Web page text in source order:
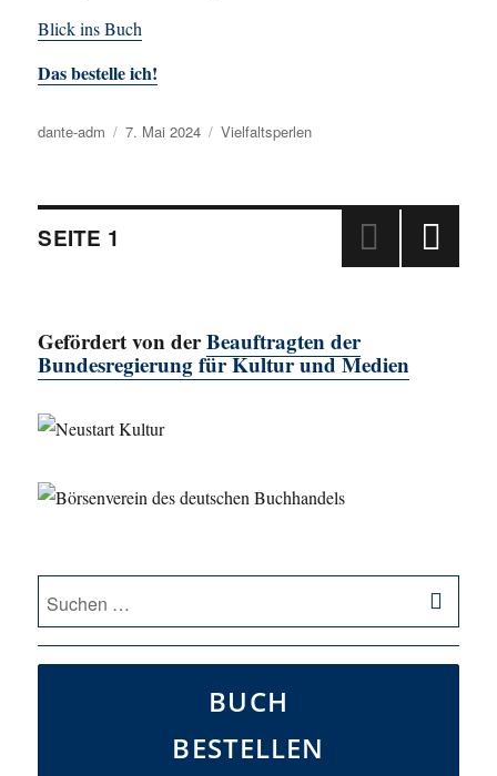
Blick ins Buch
Das bestelle ich!
Autor
dante-adm
Veröffentlicht
7. Mai 2024 Kategorien
Vielfaltsperlen
Beitragsnavigation
SEITE 1
Gefördert von derBeauftragten der
Bundesregierung für Kultur und Medien
Suche
nach:
BUCH
BESTELLEN